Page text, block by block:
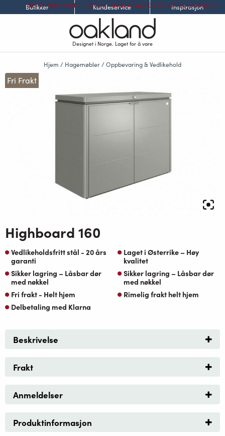
Butikker Kundeservice Inspirasjon
Designet i Norge. Laget for å vare
Hjem / Hagemøbler /Oppbevaring & Vedlikehold
Fri Frakt
Highboard 160
Vedlikeholdsfritt stål - 20 års
garanti
Laget i Østerrike – Høy
kvalitet
Sikker lagring – Låsbar dør
med nøkkel
Sikker lagring – Låsbar dør
med nøkkel
Fri frakt - Helt hjem
Rimelig frakt helt hjem
Delbetaling med Klarna
DETTE PRODUKTET ER FOR TIDEN UTSOLGT OG UTILGJENGELIG.
Beskrivelse
Frakt
Anmeldelser
Produktinformasjon